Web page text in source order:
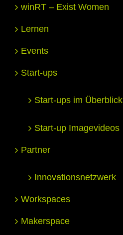
winRT – Exist Women
Lernen
Events
Start-ups
Start-ups im Überblick
Start-up Imagevideos
Partner
Innovationsnetzwerk
Workspaces
Makerspace